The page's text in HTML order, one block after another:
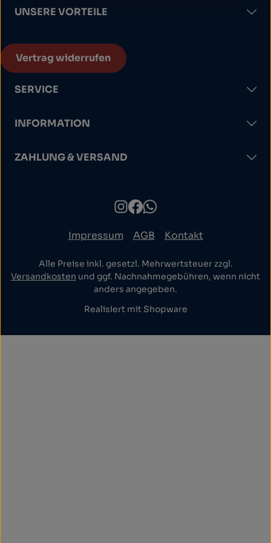
UNSERE VORTEILE
Vertrag widerrufen
SERVICE
INFORMATION
ZAHLUNG & VERSAND
Impressum AGB Kontakt
Alle Preise inkl. gesetzl. Mehrwertsteuer zzgl.
Versandkosten und ggf. Nachnahmegebühren, wenn nicht
anders angegeben.
Realisiert mit Shopware